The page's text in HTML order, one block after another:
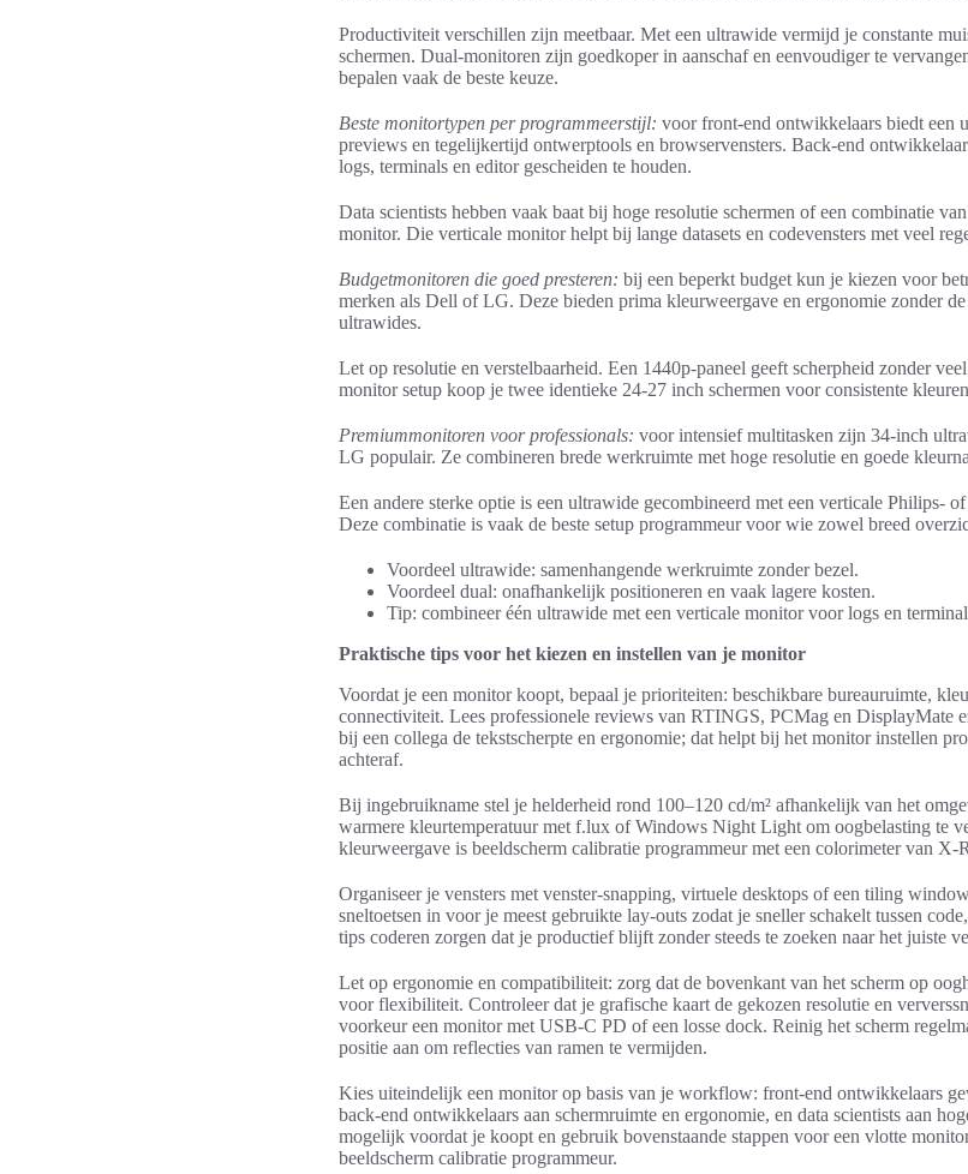
Productiviteit verschillen zijn meetbaar. Met een ultrawide vermijd je constante
schermen. Dual-monitoren zijn goedkoper in aanschaf en eenvoudiger te
bepalen vaak de beste keuze.
Beste monitortypen per programmeerstijl: voor front-end ontwikkelaars biedt een
previews en tegelijkertijd ontwerptools en browservensters. Back-end
logs, terminals en editor gescheiden te houden.
Data scientists hebben vaak baat bij hoge resolutie schermen of een combinatie
monitor. Die verticale monitor helpt bij lange datasets en codevensters met veel
Budgetmonitoren die goed presteren: bij een beperkt budget kun je kiezen voor
merken als Dell of LG. Deze bieden prima kleurweergave en ergonomie zonder
ultrawides.
Let op resolutie en verstelbaarheid. Een 1440p-paneel geeft scherpheid zonder
monitor setup koop je twee identieke 24-27 inch schermen voor consistente
Premiummonitoren voor professionals: voor intensief multitasken zijn 34-inch
LG populair. Ze combineren brede werkruimte met hoge resolutie en goede
Een andere sterke optie is een ultrawide gecombineerd met een verticale Philips-
Deze combinatie is vaak de beste setup programmeur voor wie zowel breed
Voordeel ultrawide: samenhangende werkruimte zonder bezel.
Voordeel dual: onafhankelijk positioneren en vaak lagere kosten.
Tip: combineer één ultrawide met een verticale monitor voor logs en
Praktische tips voor het kiezen en instellen van je monitor
Voordat je een monitor koopt, bepaal je prioriteiten: beschikbare bureauruimte,
connectiviteit. Lees professionele reviews van RTINGS, PCMag en DisplayMate
bij een collega de tekstscherpte en ergonomie; dat helpt bij het monitor instellen
achteraf.
Bij ingebruikname stel je helderheid rond 100–120 cd/m² afhankelijk van het
warmere kleurtemperatuur met f.lux of Windows Night Light om oogbelasting te
kleurweergave is beeldscherm calibratie programmeur met een colorimeter van X-
Organiseer je vensters met venster-snapping, virtuele desktops of een tiling
sneltoetsen in voor je meest gebruikte lay-outs zodat je sneller schakelt tussen
tips coderen zorgen dat je productief blijft zonder steeds te zoeken naar het juiste
Let op ergonomie en compatibiliteit: zorg dat de bovenkant van het scherm op
voor flexibiliteit. Controleer dat je grafische kaart de gekozen resolutie en
voorkeur een monitor met USB-C PD of een losse dock. Reinig het scherm
positie aan om reflecties van ramen te vermijden.
Kies uiteindelijk een monitor op basis van je workflow: front-end ontwikkelaars
back-end ontwikkelaars aan schermruimte en ergonomie, en data scientists aan
mogelijk voordat je koopt en gebruik bovenstaande stappen voor een vlotte
beeldscherm calibratie programmeur.